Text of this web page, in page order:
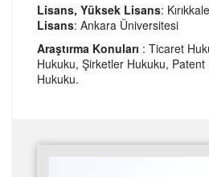
Lisans, Yüksek Lisans:
Lisans: Ankara Üniversitesi
Araştırma Konuları : Ticaret
Hukuku, Şirketler Hukuku,
Hukuku.